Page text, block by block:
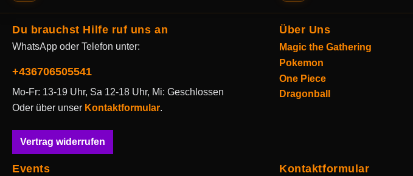
Du brauchst Hilfe ruf uns an
WhatsApp oder Telefon unter:
+436706505541
Mo-Fr: 13-19 Uhr, Sa 12-18 Uhr, Mi: Geschlossen
Oder über unser Kontaktformular.
Vertrag widerrufen
Über Uns
Magic the Gathering
Pokemon
One Piece
Dragonball
Events Kontaktformular